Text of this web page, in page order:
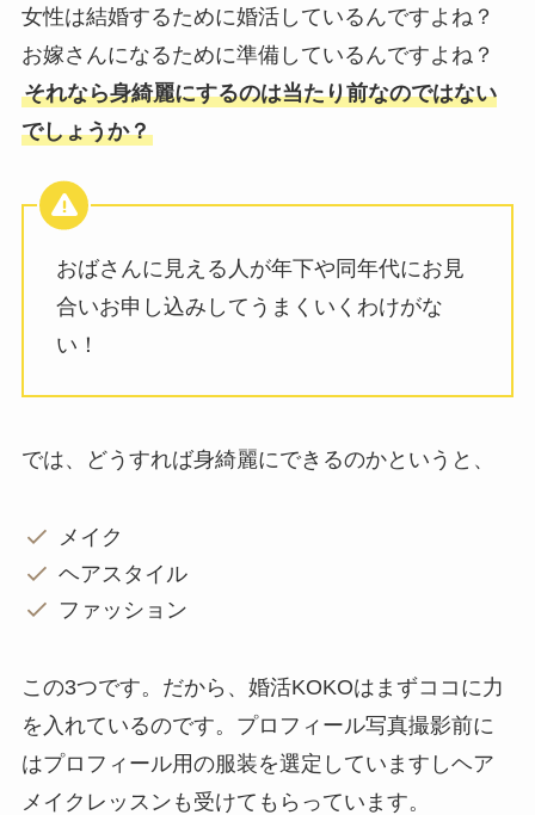
女性は結婚するために婚活しているんですよね？
お嫁さんになるために準備しているんですよね？
それなら身綺麗にするのは当たり前なのではない
でしょうか？
おばさんに見える人が年下や同年代にお見
合いお申し込みしてうまくいくわけがな
い！
では、どうすれば身綺麗にできるのかというと、
メイク
ヘアスタイル
ファッション
この3つです。だから、婚活KOKOはまずココに力
を入れているのです。プロフィール写真撮影前に
はプロフィール用の服装を選定していますしヘア
メイクレッスンも受けてもらっています。